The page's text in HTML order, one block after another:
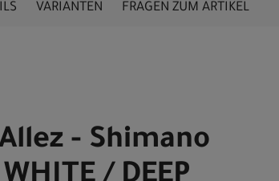
VARIANTEN FRAGEN ZUM ARTIKEL
- Shimano